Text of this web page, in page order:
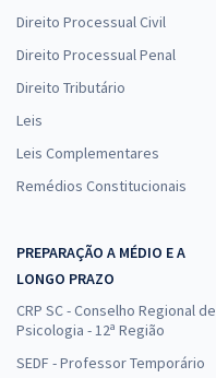
Direito Processual Civil
Direito Processual Penal
Direito Tributário
Leis
Leis Complementares
Remédios Constitucionais
PREPARAÇÃO A MÉDIO E A
LONGO PRAZO
CRP SC - Conselho Regional de
Psicologia - 12ª Região
SEDF - Professor Temporário